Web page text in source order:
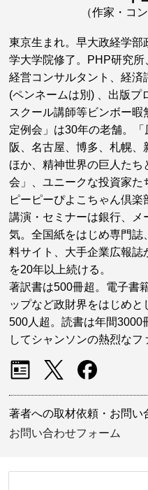
（作家・コ
東京生まれ。早大政経学部
学大学院修了。PHP研究所
経営コンサルタント、経済
(ペンネームは別) 、出版プ
スクール講師等ビンボー
定例会」は30年の老舗。
阪、名古屋、博多、札幌
ほか、精神世界の巨人た
会」、ユニークな投資家た
ピーピーぴよこちゃん倶楽
講演・セミナーは銀行、メ
気。全国紙をはじめ専門
料サイト、大手企業広報
を20年以上続ける。
著訳書は500冊超。電子書
ップなど政財界をはじめ
500人超。読書は年間3000
してシャンソンの熱烈なフ
著者への取材依頼・お問い
お問い合わせフォーム